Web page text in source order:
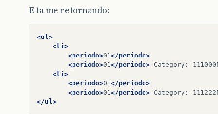
E ta me retornando:
<ul>
<li>
<periodo>01 </periodo>
<periodo>01 </periodo> Category:
<li>
<periodo>01 </periodo>
<periodo>01 </periodo> Category:
</ul>